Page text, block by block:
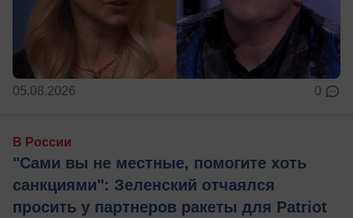
05.08.2026 0
В России
"Сами вы не местные, помогите хоть
санкциями": Зеленский отчаялся
просить у партнеров ракеты для Patriot